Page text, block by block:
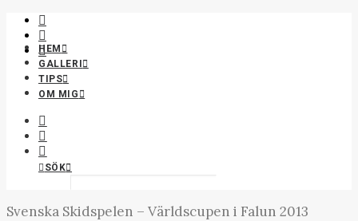
OEFOTO | LANDSKAPSFOTO
HEM
GALLERI
TIPS
OM MIG
SÖK
Svenska Skidspelen – Världscupen i Falun 2013